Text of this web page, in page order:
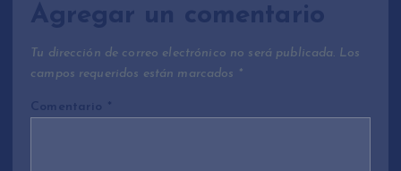
Agregar un comentario
Tu dirección de correo electrónico no será publicada. Los
campos requeridos están marcados *
Comentario *